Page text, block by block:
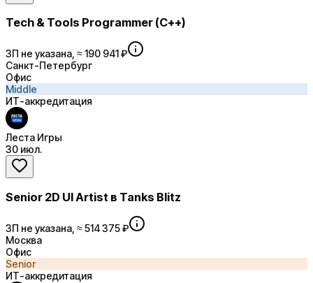
Tech & Tools Programmer (С++)
ЗП не указана, ≈ 190 941 ₽
Санкт-Петербург
Офис
Middle
ИТ-аккредитация
Леста Игры
30 июл.
Senior 2D UI Artist в Tanks Blitz
ЗП не указана, ≈ 514 375 ₽
Москва
Офис
Senior
ИТ-аккредитация